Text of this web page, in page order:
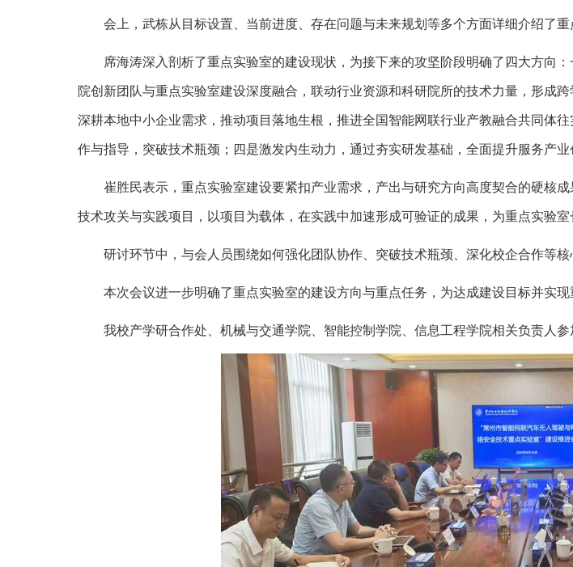
会上，武栋从目标设置、当前进度、存在问题与未来规划等多个方面详细介绍了重
席海涛深入剖析了重点实验室的建设现状 ， 为接下来的攻坚阶段明确了四大方向
院创新团队与重点实验室建设深度融合 ，联动行业资源和科研院所的技术力量， 形成跨
深耕本地中小企业需求，推动项目落地生根 ， 推进全国智能网联行业产教融合共同体
作与指导， 突破技术瓶颈 ；四是激发内生动力 ， 通过夯实研发基础 ， 全面提升服务产业
崔胜民表示，重点实验室建设要紧扣产业需求， 产出与研究方向高度契合的硬核成
技术攻关与实践项目，以项目为载体，在实践中加速形成可验证的成果，为重点实验室
研讨环节中，与会人员围绕如何强化团队协作、突破技术瓶颈、深化校企合作等核
本次会议进一步明确了重点实验室的建设方向与重点任务， 为达成建设 目标并实现
我校产学研合作处、机械与交通学院、智能控制学院、信息工程学院相关负责人参